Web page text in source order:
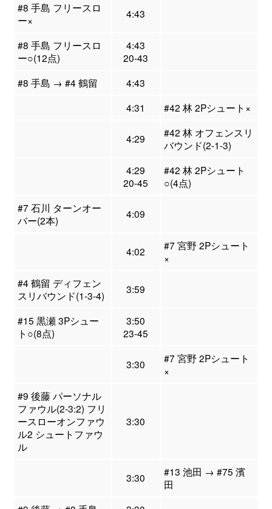
#8 手島 フリースロ
ー×
4:43
#8 手島 フリースロ
ー○(12点)
4:43
20-43
#8 手島 → #4 鶴留
4:43
4:31
#42 林 2Pシュート×
4:29
#42 林 オフェンスリ
バウンド(2-1-3)
4:29
20-45
#42 林 2Pシュート
○(4点)
#7 石川 ターンオー
バー(2本)
4:09
4:02
#7 宮野 2Pシュート
×
#4 鶴留 ディフェン
スリバウンド(1-3-4)
3:59
#15 黒瀬 3Pシュー
ト○(8点)
3:50
23-45
3:30
#7 宮野 2Pシュート
×
#9 後藤 パーソナル
ファウル(2-3:2) フリ
ースローオンファウ
ル2 シュートファウ
ル
3:30
3:30
#13 池田 → #75 濱
田